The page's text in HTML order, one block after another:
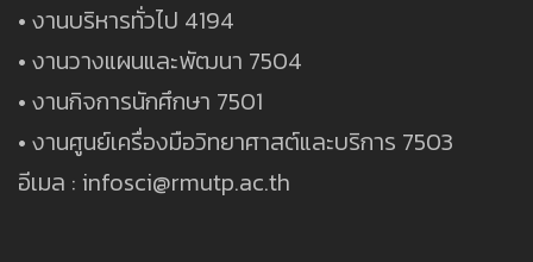
• งานบริหารทั่วไป 4194
• งานวางแผนและพัฒนา 7504
• งานกิจการนักศึกษา 7501
• งานศูนย์เครื่องมือวิทยาศาสต์และบริการ 7503
อีเมล : infosci@rmutp.ac.th